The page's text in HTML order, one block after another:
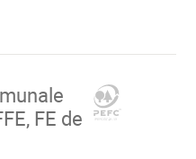
FE de